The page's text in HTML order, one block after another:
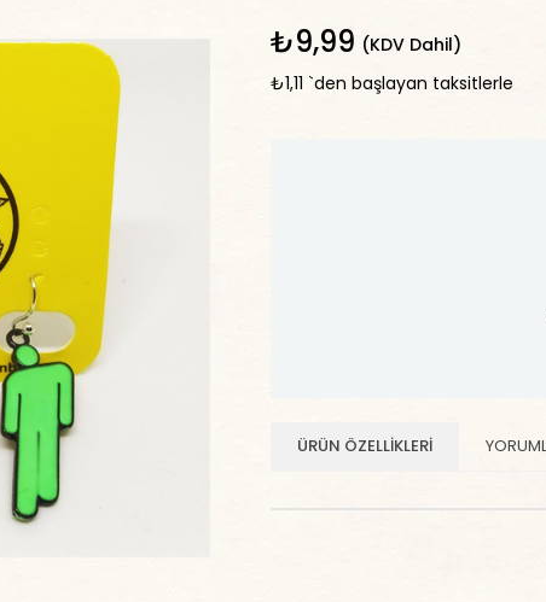
₺9,99 (KDV Dahil)
₺1,11 `den başlayan taksitlerle
ÜRÜN ÖZELLIKLERI